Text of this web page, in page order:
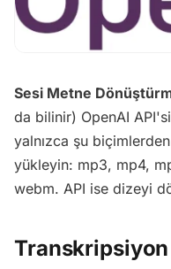
Sesi Metne
da bilinir) OpenAI
yalnızca şu
yükleyin: mp3, mp4,
webm. API ise dizeyi